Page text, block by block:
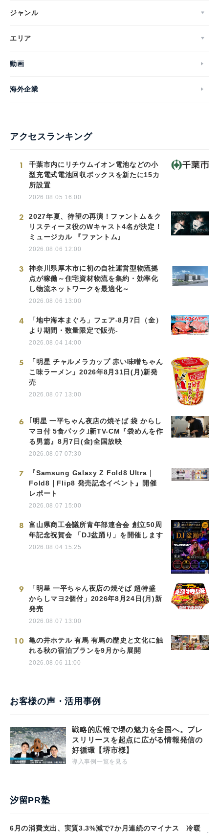
ジャンル
エリア
動画
海外企業
アクセスランキング
1
千葉市内にリチウムイオン電池などの小
型充電式電池回収ボックスを新たに15カ
所設置
2026.08.05 16:00
2
2027年夏、待望の再演！ファントム＆ク
リスティーヌ役のWキャスト4名が決定！
ミュージカル 『ファントム』
2026.08.06 12:00
3
神奈川県厚木市に初の自社運営型物流拠
点が稼働～住宅資材物流を集約・効率化
し物流ネットワークを最適化～
2026.08.06 13:00
4
「地中海本まぐろ」フェア-8月7日（金）
より期間・数量限定で販売-
2026.08.04 14:00
5
「明星 チャルメラカップ 赤い味噌ちゃん
こ味ラーメン」2026年8月31日(月)新発
売
2026.08.07 13:00
6
｢明星 一平ちゃん夜店の焼そば 袋 からし
マヨ付 5食パック｣新TV-CM『袋めんを作
る男篇』8月7日(金)全国放映
2026.08.07 07:30
7
『Samsung Galaxy Z Fold8 Ultra｜
Fold8｜Flip8 発売記念イベント』開催
レポート
2026.08.07 15:00
8
富山県商工会議所青年部連合会 創立50周
年記念祝賀会 「DJ盆踊り」を開催します
2026.08.04 15:25
9
「明星 一平ちゃん夜店の焼そば 超特盛
からしマヨ2個付」2026年8月24日(月)新
発売
2026.08.07 13:00
10
亀の井ホテル 有馬 有馬の歴史と文化に触
れる秋の宿泊プランを9月から展開
2026.08.06 11:00
お客様の声・活用事例
戦略的広報で堺の魅力を全国へ。プレ
スリリースを起点に広がる情報発信の
好循環【堺市様】
導入事例一覧を見る
汐留PR塾
6月の消費支出、実質3.3%減で7か月連続のマイナス 冷暖